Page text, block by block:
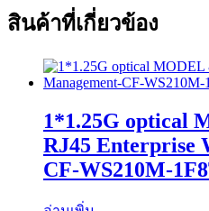
สินค้าที่เกี่ยวข้อง
1*1.25G optical
RJ45 Enterprise
CF-WS210M-